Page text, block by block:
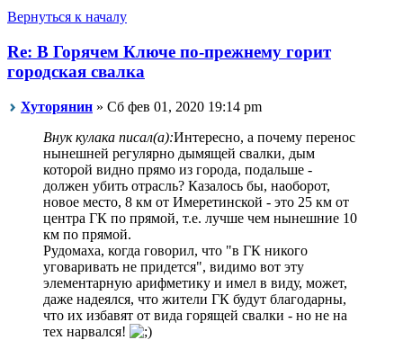
Вернуться к началу
Re: В Горячем Ключе по-прежнему горит
городская свалка
Хуторянин » Сб фев 01, 2020 19:14 pm
Внук кулака писал(а):Интересно, а почему перенос
нынешней регулярно дымящей свалки, дым
которой видно прямо из города, подальше -
должен убить отрасль? Казалось бы, наоборот,
новое место, 8 км от Имеретинской - это 25 км от
центра ГК по прямой, т.е. лучше чем нынешние 10
км по прямой.
Рудомаха, когда говорил, что "в ГК никого
уговаривать не придется", видимо вот эту
элементарную арифметику и имел в виду, может,
даже надеялся, что жители ГК будут благодарны,
что их избавят от вида горящей свалки - но не на
тех нарвался!